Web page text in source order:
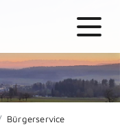
Bürgerservice